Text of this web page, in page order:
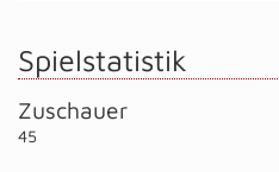
Spielstatistik
Zuschauer
45